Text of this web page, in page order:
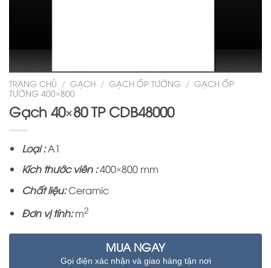
TRANG CHỦ / GẠCH / GẠCH ỐP TƯỜNG / GẠCH ỐP
TƯỜNG 400×800
Gạch 40×80 TP CDB48000
Loại :A1
Kích thước viên :400×800 mm
Chất liệu:Ceramic
Đơn vị tính:m2
MUA NGAY
Gọi điện xác nhận và giao hàng tận nơi